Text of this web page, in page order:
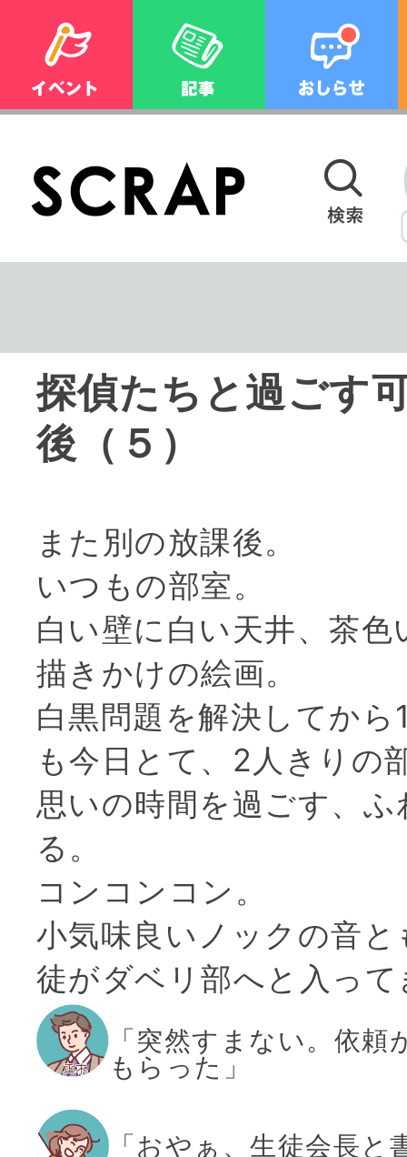
探偵たちと過ごす
後（５）
また別の放課後。
いつもの部室。
白い壁に白い天井、茶
描きかけの絵画。
白黒問題を解決してか
も今日とて、2人きりの
思いの時間を過ごす、
る。
コンコンコン。
小気味良いノックの音
徒がダベリ部へと入って
「突然すまない。依
もらった」
「おやぁ、生徒会長